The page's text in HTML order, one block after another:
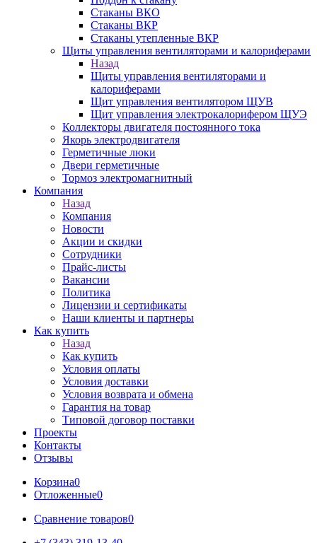
Стаканы ВКО
Стаканы ВКР
Стаканы утепленные ВКР
Щиты управления вентиляторами и калориферами
Назад
Щиты управления вентиляторами и
калориферами
Щит управления вентилятором ЩУВ
Щит управления электрокалорифером ЩУЭ
Коллекторы двигателя постоянного тока
Якорь электродвигателя
Герметичные люки
Двери герметичные
Тормоз электромагнитный
Компания
Назад
Компания
Новости
Акции и скидки
Сотрудники
Прайс-листы
Вакансии
Политика
Лицензии и сертификаты
Наши клиенты и партнеры
Как купить
Назад
Как купить
Условия оплаты
Условия доставки
Условия возврата и обмена
Гарантия на товар
Типовой договор поставки
Проекты
Контакты
Отзывы
Корзина0
Отложенные0
Сравнение товаров0